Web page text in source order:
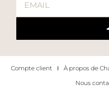
Compte client À propos de
Nous